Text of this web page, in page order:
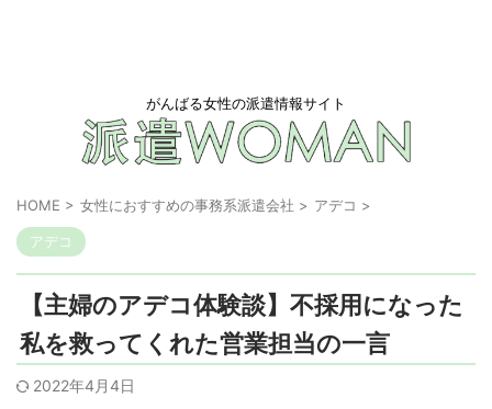
がんばる女性の派遣情報サイト
HOME > 女性におすすめの事務系派遣会社 > アデコ >
アデコ
【主婦のアデコ体験談】不採用になった
私を救ってくれた営業担当の一言
2022年4月4日